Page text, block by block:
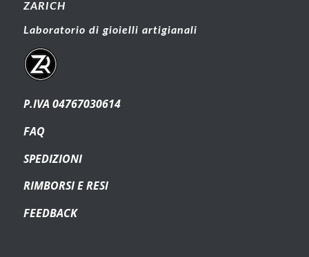
ZARICH
Laboratorio di gioielli artigianali
P.IVA 04767030614
FAQ
SPEDIZIONI
RIMBORSI E RESI
FEEDBACK